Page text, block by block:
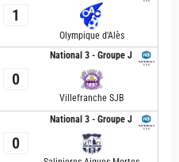
1
Olympique d'Alès
National 3 - Groupe J
0
Villefranche SJB
National 3 - Groupe J
0